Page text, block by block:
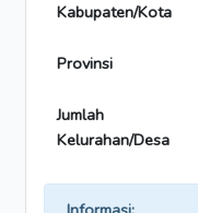
Kabupaten/Kota
Provinsi
Jumlah
Kelurahan/Desa